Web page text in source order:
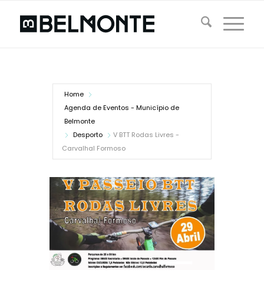
Home
Agenda de Eventos - Município de
Belmonte
Desporto
V BTT Rodas Livres -
Carvalhal Formoso